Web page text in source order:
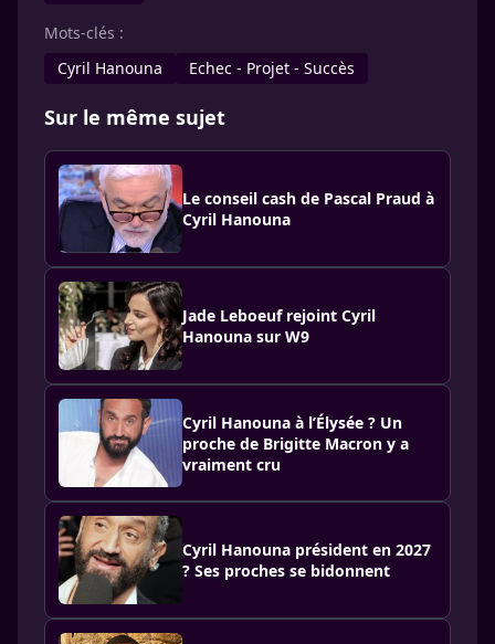
Mots-clés :
Cyril Hanouna
Echec - Projet - Succès
Sur le même sujet
Le conseil cash de Pascal Praud à
Cyril Hanouna
Jade Leboeuf rejoint Cyril
Hanouna sur W9
Cyril Hanouna à l’Élysée ? Un
proche de Brigitte Macron y a
vraiment cru
Cyril Hanouna président en 2027
? Ses proches se bidonnent